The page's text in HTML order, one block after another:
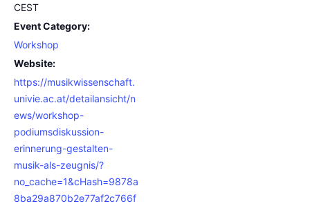
CEST
Event Category:
Workshop
Website:
https://musikwissenschaft.
univie.ac.at/detailansicht/n
ews/workshop-
podiumsdiskussion-
erinnerung-gestalten-
musik-als-zeugnis/?
no_cache=1&cHash=9878a
8ba29a870b2e77af2c766f